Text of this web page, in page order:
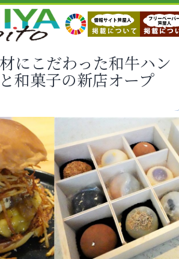
にこだわった和牛ハン
和菓子の新店オープ